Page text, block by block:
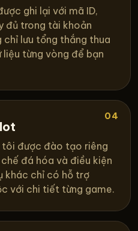
ghi lại với mã ID,
đủ trong tài khoản
chỉ lưu tổng thắng thua
từng vòng để bạn
04
tôi được đào tạo riêng
đá hóa và điều kiện
khác chỉ có hỗ trợ
với chi tiết từng game.